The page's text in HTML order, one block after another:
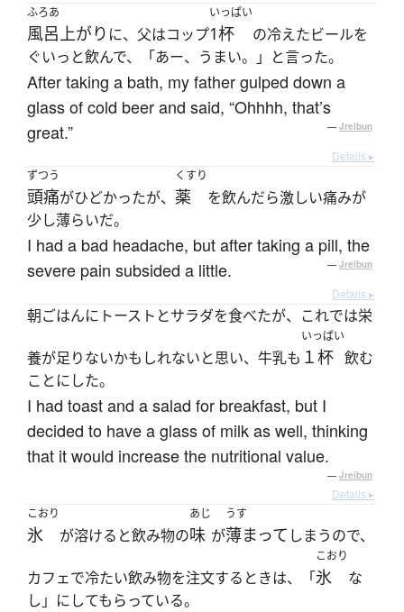
ふろあ
風呂上がり に、父はコップ
いっぱい
1杯
の冷えたビールを
ぐいっと飲んで、「あー、うまい。」と言った。
After taking a bath, my father gulped down a
glass of cold beer and said, “Ohhhh, that’s
great.”
— Jreibun
Details ▸
ずつう
頭痛がひどかったが、
くすり
薬
を飲んだら激しい痛みが
少し薄らいだ。
I had a bad headache, but after taking a pill, the
severe pain subsided a little.
— Jreibun
Details ▸
朝ごはんにトーストとサラダを食べたが、これでは栄
養が足りないかもしれないと思い、牛乳も
いっぱい
１杯 飲む
ことにした。
I had toast and a salad for breakfast, but I
decided to have a glass of milk as well, thinking
that it would increase the nutritional value.
— Jreibun
Details ▸
こおり
氷 が溶けると飲み物の
あじ
味 が
うす
薄まって しまうので、
カフェで冷たい飲み物を注文するときは、「
こおり
氷
な
し」にしてもらっている。